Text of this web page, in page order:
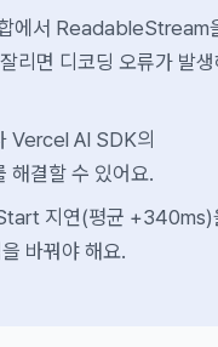
에서 ReadableStream
리면 디코딩 오류가 발생
Vercel AI SDK의
해결할 수 있어요.
지연(평균 +340ms)
바꿔야 해요.